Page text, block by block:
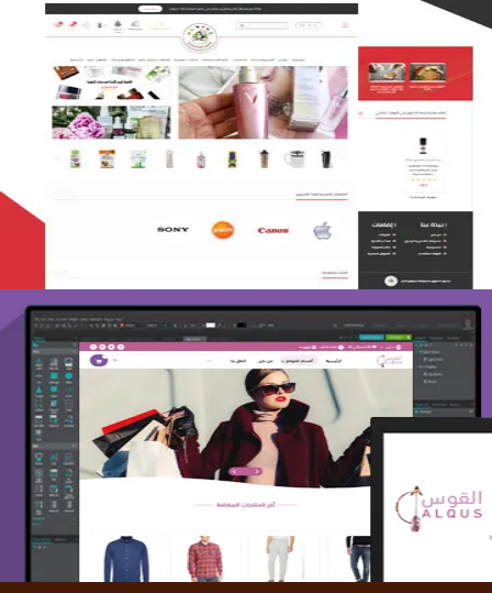
تصميم متجر لمار
التفاصيل
تصميم متجر القوس
التفاصيل